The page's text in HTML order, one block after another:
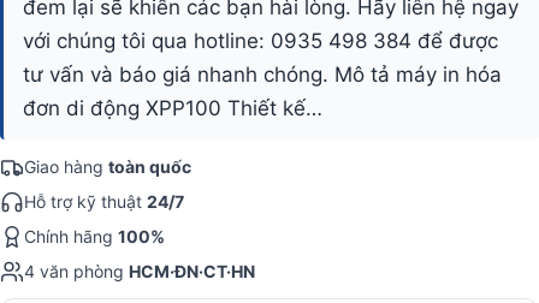
đem lại sẽ khiến các bạn hài lòng. Hãy liên hệ ngay
với chúng tôi qua hotline: 0935 498 384 để được
tư vấn và báo giá nhanh chóng. Mô tả máy in hóa
đơn di động XPP100 Thiết kế…
Giao hàng toàn quốc
Hỗ trợ kỹ thuật 24/7
Chính hãng 100%
4 văn phòng HCM·ĐN·CT·HN